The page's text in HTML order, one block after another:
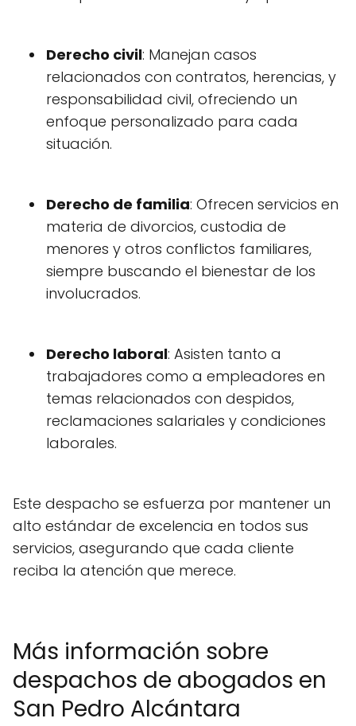
Derecho civil: Manejan casos
relacionados con contratos, herencias, y
responsabilidad civil, ofreciendo un
enfoque personalizado para cada
situación.
Derecho de familia: Ofrecen servicios en
materia de divorcios, custodia de
menores y otros conflictos familiares,
siempre buscando el bienestar de los
involucrados.
Derecho laboral: Asisten tanto a
trabajadores como a empleadores en
temas relacionados con despidos,
reclamaciones salariales y condiciones
laborales.
Este despacho se esfuerza por mantener un
alto estándar de excelencia en todos sus
servicios, asegurando que cada cliente
reciba la atención que merece.
Más información sobre
despachos de abogados en
San Pedro Alcántara